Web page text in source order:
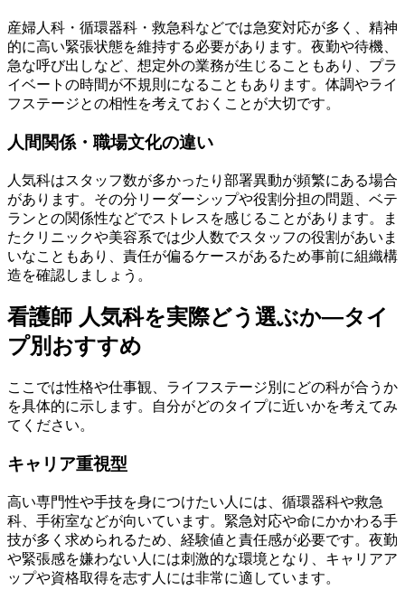
産婦人科・循環器科・救急科などでは急変対応が多く、精神
的に高い緊張状態を維持する必要があります。夜勤や待機、
急な呼び出しなど、想定外の業務が生じることもあり、プラ
イベートの時間が不規則になることもあります。体調やライ
フステージとの相性を考えておくことが大切です。
人間関係・職場文化の違い
人気科はスタッフ数が多かったり部署異動が頻繁にある場合
があります。その分リーダーシップや役割分担の問題、ベテ
ランとの関係性などでストレスを感じることがあります。ま
たクリニックや美容系では少人数でスタッフの役割があいま
いなこともあり、責任が偏るケースがあるため事前に組織構
造を確認しましょう。
看護師 人気科を実際どう選ぶか—タイ
プ別おすすめ
ここでは性格や仕事観、ライフステージ別にどの科が合うか
を具体的に示します。自分がどのタイプに近いかを考えてみ
てください。
キャリア重視型
高い専門性や手技を身につけたい人には、循環器科や救急
科、手術室などが向いています。緊急対応や命にかかわる手
技が多く求められるため、経験値と責任感が必要です。夜勤
や緊張感を嫌わない人には刺激的な環境となり、キャリアア
ップや資格取得を志す人には非常に適しています。